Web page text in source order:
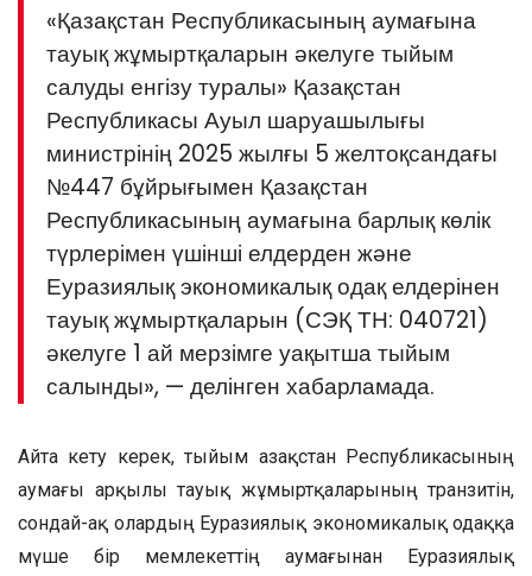
«Қазақстан Республикасының аумағына
тауық жұмыртқаларын әкелуге тыйым
салуды енгізу туралы» Қазақстан
Республикасы Ауыл шаруашылығы
министрінің 2025 жылғы 5 желтоқсандағы
№447 бұйрығымен Қазақстан
Республикасының аумағына барлық көлік
түрлерімен үшінші елдерден және
Еуразиялық экономикалық одақ елдерінен
тауық жұмыртқаларын (СЭҚ ТН: 040721)
әкелуге 1 ай мерзімге уақытша тыйым
салынды», — делінген хабарламада.
Айта кету керек, тыйым Қазақстан Республикасының
аумағы арқылы тауық жұмыртқаларының транзитін,
сондай-ақ олардың Еуразиялық экономикалық одаққа
мүше бір мемлекеттің аумағынан Еуразиялық